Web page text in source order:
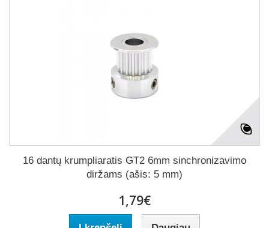
16 dantų krumpliaratis GT2 6mm sinchronizavimo
diržams (ašis: 5 mm)
1,79€